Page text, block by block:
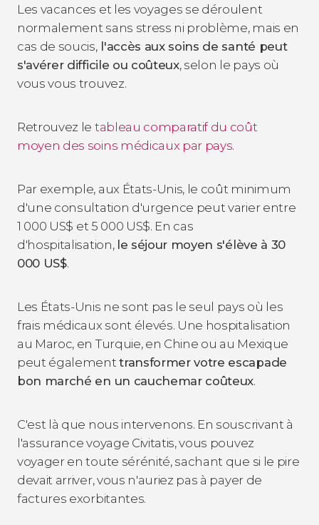
Les vacances et les voyages se déroulent
normalement sans stress ni problème, mais en
cas de soucis,l'accès aux soins de santé peut
s'avérer difficile ou coûteux, selon le pays où
vous vous trouvez.
Retrouvez le tableau comparatif du coût
moyen des soins médicaux par pays.
Par exemple, aux États-Unis, le coût minimum
d'une consultation d'urgence peut varier entre
1 000 US$ et 5 000 US$. En cas
d'hospitalisation, le séjour moyen s'élève à 30
000 US$.
Les États-Unis ne sont pas le seul pays où les
frais médicaux sont élevés. Une hospitalisation
au Maroc, en Turquie, en Chine ou au Mexique
peut égalementtransformer votre escapade
bon marché en un cauchemar coûteux.
C'est là que nous intervenons. En souscrivant à
l'assurance voyage Civitatis, vous pouvez
voyager en toute sérénité, sachant que si le pire
devait arriver, vous n'auriez pas à payer de
factures exorbitantes.